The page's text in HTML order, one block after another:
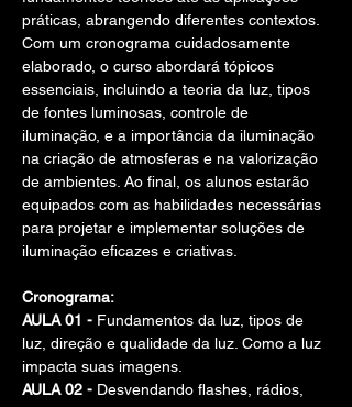
práticas, abrangendo diferentes contextos.
Com um cronograma cuidadosamente
elaborado, o curso abordará tópicos
essenciais, incluindo a teoria da luz, tipos
de fontes luminosas, controle de
iluminação, e a importância da iluminação
na criação de atmosferas e na valorização
de ambientes. Ao final, os alunos estarão
equipados com as habilidades necessárias
para projetar e implementar soluções de
iluminação eficazes e criativas.
Cronograma:
AULA 01 - Fundamentos da luz, tipos de
luz, direção e qualidade da luz. Como a luz
impacta suas imagens.
AULA 02 - Desvendando flashes, rádios,